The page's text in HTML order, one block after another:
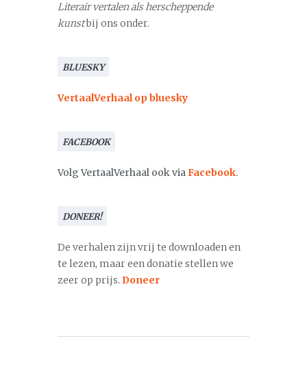
Literair vertalen als herscheppende
kunstbij ons onder.
BLUESKY
VertaalVerhaal op bluesky
FACEBOOK
Volg VertaalVerhaal ook viaFacebook.
DONEER!
De verhalen zijn vrij te downloaden en
te lezen, maar een donatie stellen we
zeer op prijs. Doneer